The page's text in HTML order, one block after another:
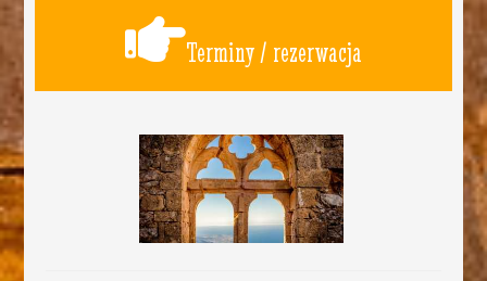
Terminy / rezerwacja